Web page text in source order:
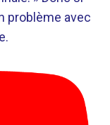
problème avec